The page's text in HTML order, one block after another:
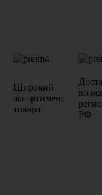
Широкий
ассортимент
товара
во
РФ